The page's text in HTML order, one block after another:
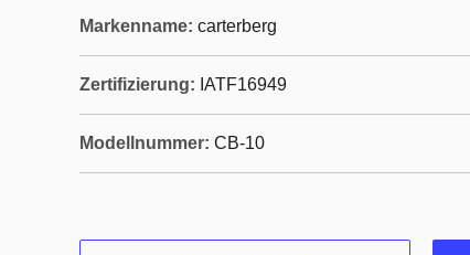
Markenname: carterberg
Zertifizierung: IATF16949
Modellnummer: CB-10